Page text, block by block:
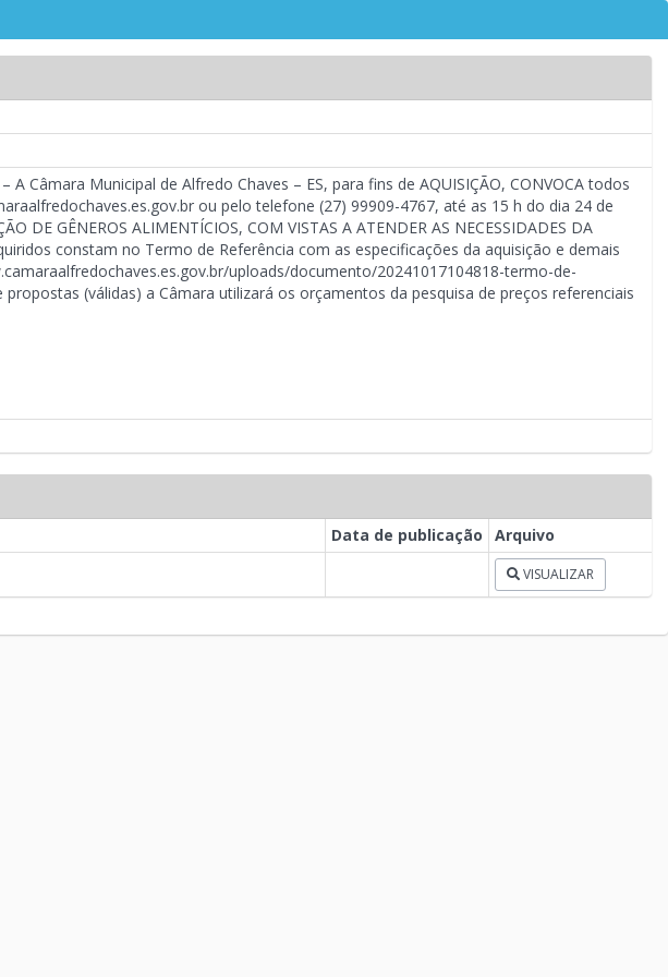
Câmara Municipal de Alfredo Chaves – ES, para fins de AQUISIÇÃO, CONVOCA todos
ou pelo telefone (27) 99909-4767, até as 15 h do dia 24 de
DE GÊNEROS ALIMENTÍCIOS, COM VISTAS A ATENDER AS NECESSIDADES DA
constam no Termo de Referência com as especificações da aquisição e demais
uploads/documento/20241017104818-termo-de-
(válidas) a Câmara utilizará os orçamentos da pesquisa de preços referenciais
Data de publicação
Arquivo
VISUALIZAR